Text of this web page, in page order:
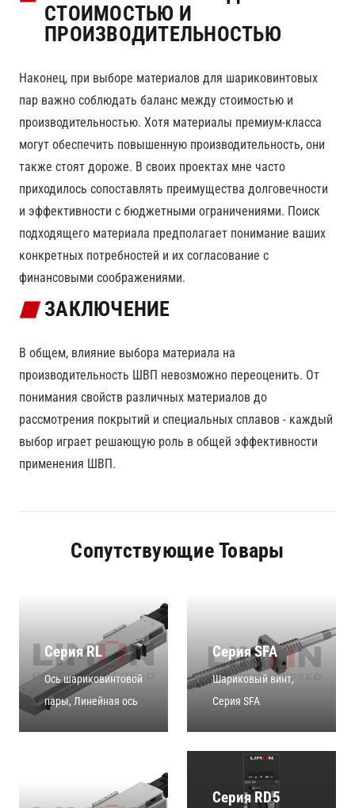
СТОИМОСТЬЮ И
ПРОИЗВОДИТЕЛЬНОСТЬЮ
Наконец, при выборе материалов для шариковинтовых
пар важно соблюдать баланс между стоимостью и
производительностью. Хотя материалы премиум-класса
могут обеспечить повышенную производительность, они
также стоят дороже. В своих проектах мне часто
приходилось сопоставлять преимущества долговечности
и эффективности с бюджетными ограничениями. Поиск
подходящего материала предполагает понимание ваших
конкретных потребностей и их согласование с
финансовыми соображениями.
ЗАКЛЮЧЕНИЕ
В общем, влияние выбора материала на
производительность ШВП невозможно переоценить. От
понимания свойств различных материалов до
рассмотрения покрытий и специальных сплавов - каждый
выбор играет решающую роль в общей эффективности
применения ШВП.
Сопутствующие Товары
Серия RL
Ось шариковинтовой
пары, Линейная ось
Серия SFA
Шариковый винт,
Серия SFA
Серия RD5